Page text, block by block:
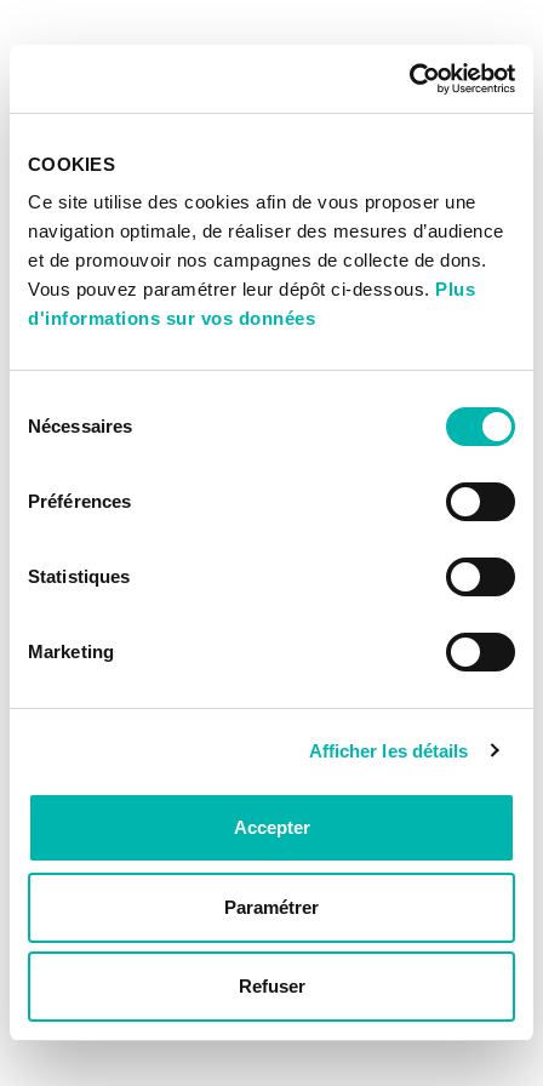
COOKIES
Ce site utilise des cookies afin de vous proposer une
navigation optimale, de réaliser des mesures d’audience
et de promouvoir nos campagnes de collecte de dons.
Vous pouvez paramétrer leur dépôt ci-dessous. Plus
d'informations sur vos données
Nécessaires
Préférences
Statistiques
Marketing
Afficher les détails
Accepter
Paramétrer
Refuser